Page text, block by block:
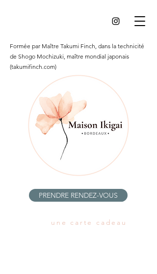
Formée par Maître Takumi Finch, dans la technicité
de Shogo Mochizuki, maître mondial japonais
(takumifinch.com)
PRENDRE RENDEZ-VOUS
une carte cadeau